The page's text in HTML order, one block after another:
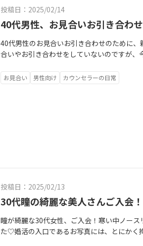
投稿日：2025/02/14
40代男性、お見合いお引き合わせ
40代男性のお見合いお引き合わせのために
合いやお引き合わせをしていないのですが
ら「陽子さんの会員んさんなら安心」と嬉
の会員さんで飾ることになりました！仲人が
お見合い 男性向け カウンセラーの日常
投稿日：2025/02/13
30代瞳の綺麗な美人さんご入会！
瞳が綺麗な30代女性、ご入会！寒い中ノー
た♡婚活の入口であるお写真には、とにかく